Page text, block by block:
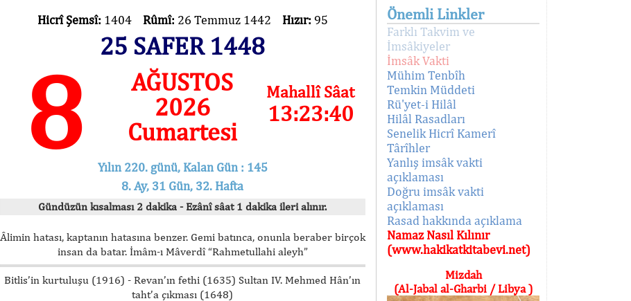
Hicrî Şemsî: 1404 Rûmî: 26 Temmuz 1442 Hızır: 95
25 SAFER 1448
8
AĞUSTOS
2026
Cumartesi
Mahallî Sâat
13:23:40
Yılın 220. günü, Kalan Gün : 145
8. Ay, 31 Gün, 32. Hafta
Gündüzün kısalması 2 dakika - Ezânî sâat 1 dakika ileri alınır.
Âlimin hatası, kaptanın hatasına benzer. Gemi batınca, onunla beraber birçok
insan da batar. İmâm-ı Mâverdî “Rahmetullahi aleyh”
Bitlis’in kurtuluşu (1916) - Revan’ın fethi (1635) Sultan IV. Mehmed Hân’ın
taht’a çıkması (1648)
Önemli Linkler
Farklı Takvim ve
İmsâkiyeler
İmsâk Vakti
Mühim Tenbîh
Temkin Müddeti
Rü'yet-i Hilâl
Hilâl Rasadları
Senelik Hicrî Kamerî
Târîhler
Yanlış imsâk vakti
açıklaması
Doğru imsâk vakti
açıklaması
Rasad hakkında açıklama
Namaz Nasıl Kılınır
(www.hakikatkitabevi.net)
Mizdah
(Al-Jabal al-Gharbi / Libya )